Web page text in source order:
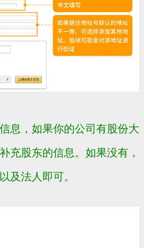
信息，如果你的公司有股份大
充股东的信息。如果没有，
及法人即可。